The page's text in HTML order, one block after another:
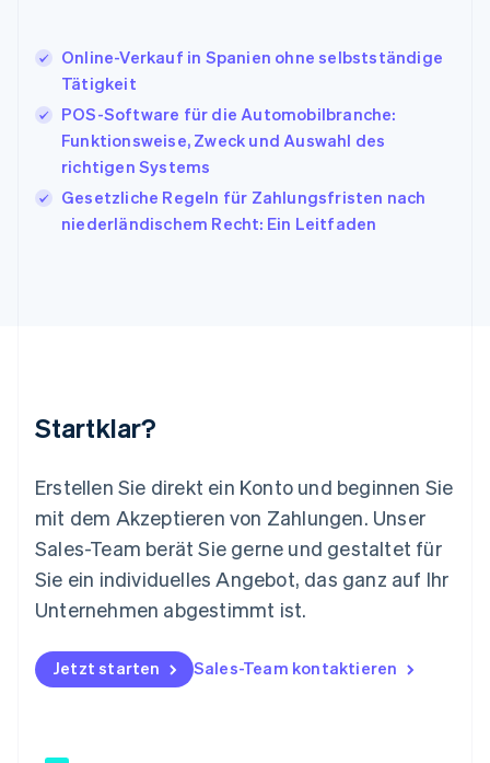
Online-Verkauf in Spanien ohne selbstständige
Tätigkeit
POS-Software für die Automobilbranche:
Funktionsweise, Zweck und Auswahl des
richtigen Systems
Gesetzliche Regeln für Zahlungsfristen nach
niederländischem Recht: Ein Leitfaden
Startklar?
Erstellen Sie direkt ein Konto und beginnen Sie
mit dem Akzeptieren von Zahlungen. Unser
Sales-Team berät Sie gerne und gestaltet für
Sie ein individuelles Angebot, das ganz auf Ihr
Unternehmen abgestimmt ist.
Jetzt starten Sales-Team kontaktieren
日本語 English
EnglishFrançais
Kroatien
EnglishItaliano
Lettland
English
Liechtenstein
DeutschEnglish
Mexiko
English
Niederlande
Nederlands English
Norwegen
English
Österreich
Polen
English
Portugal
English